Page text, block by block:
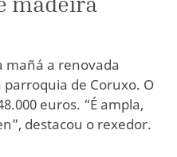
mañá a renovada
de Coruxo. O
euros. “É ampla,
destacou o rexedor.